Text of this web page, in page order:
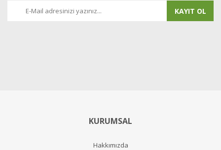
KAYIT OL
KURUMSAL
Hakkımızda